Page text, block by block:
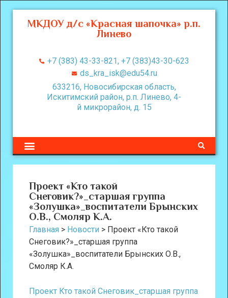
МКДОУ д/с «Красная шапочка» р.п.
Линево
+7 (383) 43-33-821, +7 (383)43-30-623
ds_kra_isk@edu54.ru
633216, Новосибирская область,
Искитимский район, р.п. Линево, 4-
й микрорайон, д. 15
Проект «Кто такой
Снеговик?»_старшая группа
«Золушка»_воспитатели Брынских
О.В., Смоляр К.А.
Главная > Новости > Проект «Кто такой
Снеговик?»_старшая группа
«Золушка»_воспитатели Брынских О.В.,
Смоляр К.А.
Проект Кто такой Снеговик_старшая группа